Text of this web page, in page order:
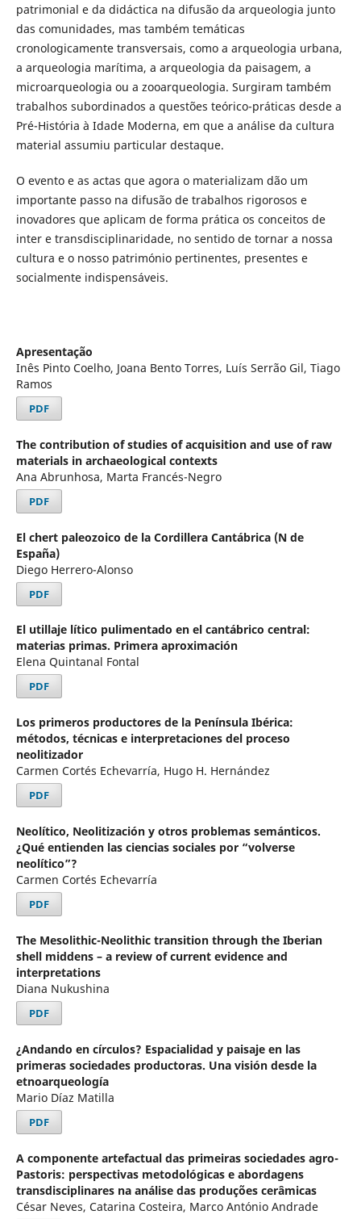
patrimonial e da didáctica na difusão da arqueologia junto
das comunidades, mas também temáticas
cronologicamente transversais, como a arqueologia urbana,
a arqueologia marítima, a arqueologia da paisagem, a
microarqueologia ou a zooarqueologia. Surgiram também
trabalhos subordinados a questões teórico-práticas desde a
Pré-História à Idade Moderna, em que a análise da cultura
material assumiu particular destaque.
O evento e as actas que agora o materializam dão um
importante passo na difusão de trabalhos rigorosos e
inovadores que aplicam de forma prática os conceitos de
inter e transdisciplinaridade, no sentido de tornar a nossa
cultura e o nosso património pertinentes, presentes e
socialmente indispensáveis.
Apresentação
Inês Pinto Coelho, Joana Bento Torres, Luís Serrão Gil, Tiago
Ramos
PDF
The contribution of studies of acquisition and use of raw
materials in archaeological contexts
Ana Abrunhosa, Marta Francés-Negro
PDF
El chert paleozoico de la Cordillera Cantábrica (N de
España)
Diego Herrero-Alonso
PDF
El utillaje lítico pulimentado en el cantábrico central:
materias primas. Primera aproximación
Elena Quintanal Fontal
PDF
Los primeros productores de la Península Ibérica:
métodos, técnicas e interpretaciones del proceso
neolitizador
Carmen Cortés Echevarría, Hugo H. Hernández
PDF
Neolítico, Neolitización y otros problemas semánticos.
¿Qué entienden las ciencias sociales por “volverse
neolítico”?
Carmen Cortés Echevarría
PDF
The Mesolithic-Neolithic transition through the Iberian
shell middens – a review of current evidence and
interpretations
Diana Nukushina
PDF
¿Andando en círculos? Espacialidad y paisaje en las
primeras sociedades productoras. Una visión desde la
etnoarqueología
Mario Díaz Matilla
PDF
A componente artefactual das primeiras sociedades agro-
Pastoris: perspectivas metodológicas e abordagens
transdisciplinares na análise das produções cerâmicas
César Neves, Catarina Costeira, Marco António Andrade